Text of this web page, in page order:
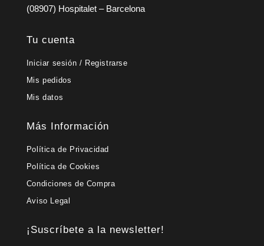
(08907) Hospitalet – Barcelona
Tu cuenta
Iniciar sesión / Registrarse
Mis pedidos
Mis datos
Más Información
Política de Privacidad
Política de Cookies
Condiciones de Compra
Aviso Legal
¡Suscríbete a la newsletter!